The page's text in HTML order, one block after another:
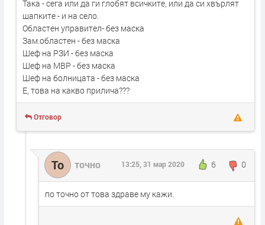
Така - сега или да ги глобят всичките, или да си хвърлят
шапките - и на село.
Областен управител- без маска
Зам.областен - без маска
Шеф на РЗИ - без маска
Шеф на МВР - без маска
Шеф на болницата - без маска
Е, това на какво прилича???
Отговор
То точно 6 0
13:25, 31 мар 2020
по точно от това здраве му кажи.